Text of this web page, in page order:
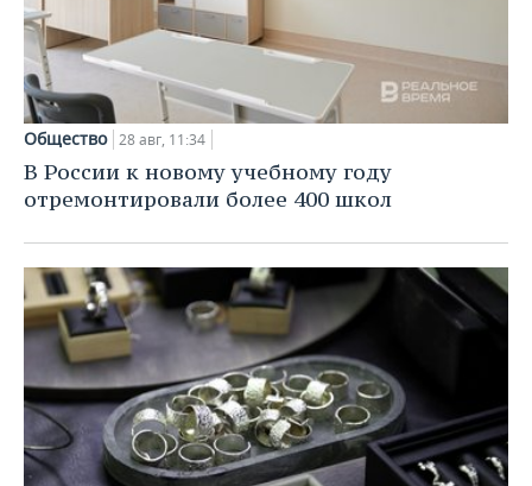
Общество 28 авг, 11:34
В России к новому учебному году
отремонтировали более 400 школ